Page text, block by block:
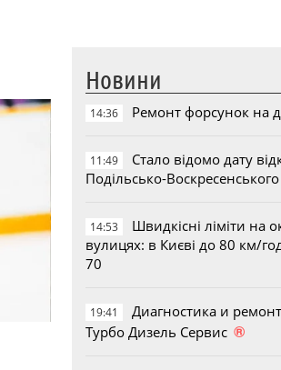
Новини
14:36 Ремонт форсунок на
11:49
Стало відомо дату
Подільсько-
14:53
Швидкісні ліміти на
вулицях: в Києві до 80 км/
70
19:41
Диагностика и
Турбо Дизель Сервис ®